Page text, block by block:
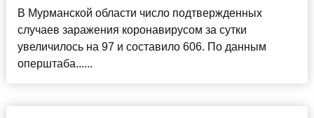
В Мурманской области число подтвержденных
случаев заражения коронавирусом за сутки
увеличилось на 97 и составило 606. По данным
оперштаба......